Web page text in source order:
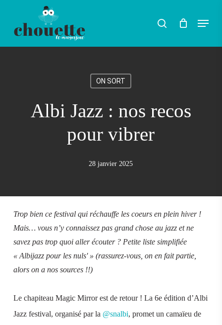
Rechercher
search Menu
ON SORT
Albi Jazz : nos recos
pour vibrer
28 janvier 2025
Trop bien ce festival qui réchauffe les coeurs en plein hiver !
Mais… vous n’y connaissez pas grand chose au jazz et ne
savez pas trop quoi aller écouter ? Petite liste simplifiée
« Albijazz pour les nuls' » (rassurez-vous, on en fait partie,
alors on a nos sources !!)
Le chapiteau Magic Mirror est de retour ! La 6e édition d’Albi
Jazz festival, organisé par la @snalbi, promet un camaïeu de